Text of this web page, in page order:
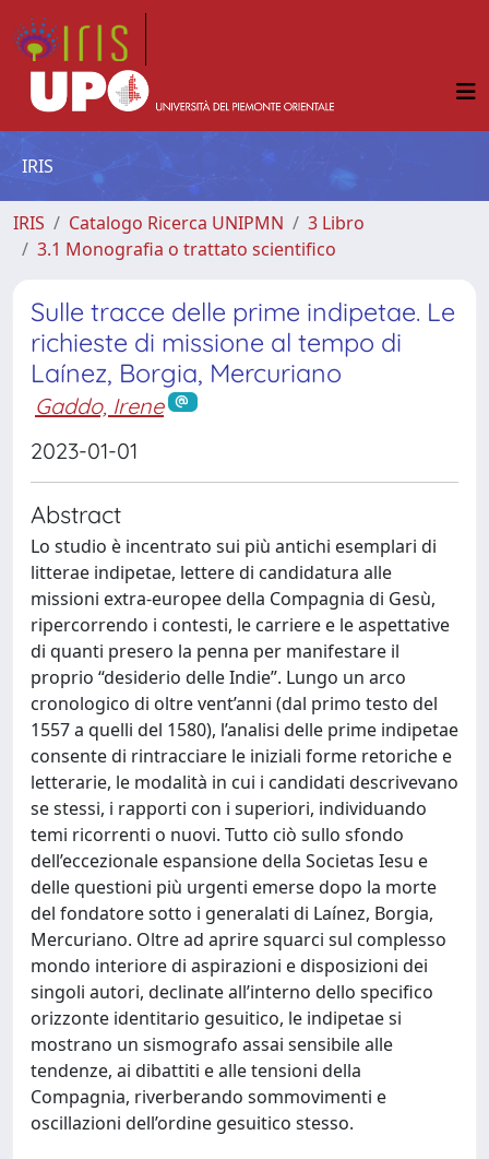
IRIS
IRIS Catalogo Ricerca UNIPMN
3 Libro
3.1 Monografia o trattato scientifico
Sulle tracce delle prime indipetae. Le
richieste di missione al tempo di
Laínez, Borgia, Mercuriano
Gaddo, Irene
2023-01-01
Abstract
Lo studio è incentrato sui più antichi esemplari di
litterae indipetae, lettere di candidatura alle
missioni extra-europee della Compagnia di Gesù,
ripercorrendo i contesti, le carriere e le aspettative
di quanti presero la penna per manifestare il
proprio “desiderio delle Indie”. Lungo un arco
cronologico di oltre vent’anni (dal primo testo del
1557 a quelli del 1580), l’analisi delle prime indipetae
consente di rintracciare le iniziali forme retoriche e
letterarie, le modalità in cui i candidati descrivevano
se stessi, i rapporti con i superiori, individuando
temi ricorrenti o nuovi. Tutto ciò sullo sfondo
dell’eccezionale espansione della Societas Iesu e
delle questioni più urgenti emerse dopo la morte
del fondatore sotto i generalati di Laínez, Borgia,
Mercuriano. Oltre ad aprire squarci sul complesso
mondo interiore di aspirazioni e disposizioni dei
singoli autori, declinate all’interno dello specifico
orizzonte identitario gesuitico, le indipetae si
mostrano un sismografo assai sensibile alle
tendenze, ai dibattiti e alle tensioni della
Compagnia, riverberando sommovimenti e
oscillazioni dell’ordine gesuitico stesso.